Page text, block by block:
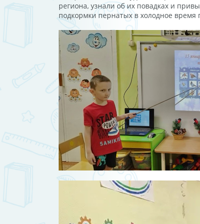
региона, узнали об их повадках и
подкормки пернатых в холодное время